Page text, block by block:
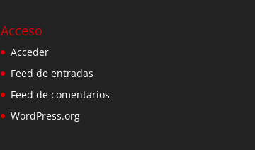
Acceso
Acceder
Feed de entradas
Feed de comentarios
WordPress.org